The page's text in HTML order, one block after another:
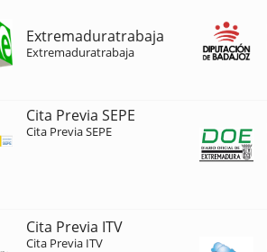
Extremaduratrabaja
Extremaduratrabaja
Cita Previa SEPE
Cita Previa SEPE
Cita Previa ITV
Cita Previa ITV